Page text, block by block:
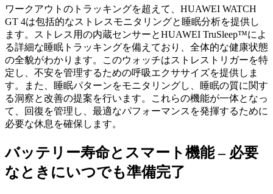
ワークアウトのトラッキングを超えて、HUAWEI WATCH
GT 4は包括的なストレスモニタリングと睡眠分析を提供し
ます。ストレス用の内蔵センサーとHUAWEI TruSleep™によ
る詳細な睡眠トラッキングを備えており、全体的な健康状態
の全貌がわかります。このウォッチはストレストリガーを特
定し、不安を管理するための呼吸エクササイズを提供しま
す。また、睡眠パターンをモニタリングし、睡眠の質に関す
る洞察と改善の提案を行います。これらの機能が一体となっ
て、回復を管理し、最適なパフォーマンスを発揮するために
必要な休息を確保します。
バッテリー寿命とスマート機能 – 必要
なときにいつでも準備完了